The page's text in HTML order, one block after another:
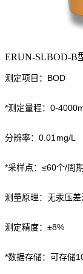
ERUN-SLBOD-B
测定项目：BOD
*测定量程：0-
分辨率： 0.01mg/L
*采样点：≤60个/周期
测量原理：无汞压差
测定精度： ±8%
*数据存储：可存储